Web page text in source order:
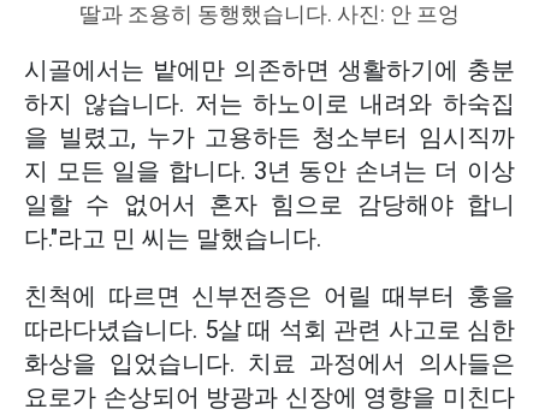
딸과 조용히 동행했습니다. 사진: 안 프엉
시골에서는 밭에만 의존하면 생활하기에 충분
하지 않습니다. 저는 하노이로 내려와 하숙집
을 빌렸고, 누가 고용하든 청소부터 임시직까
지 모든 일을 합니다. 3년 동안 손녀는 더 이상
일할 수 없어서 혼자 힘으로 감당해야 합니
다."라고 민 씨는 말했습니다.
친척에 따르면 신부전증은 어릴 때부터 훙을
따라다녔습니다. 5살 때 석회 관련 사고로 심한
화상을 입었습니다. 치료 과정에서 의사들은
요로가 손상되어 방광과 신장에 영향을 미친다